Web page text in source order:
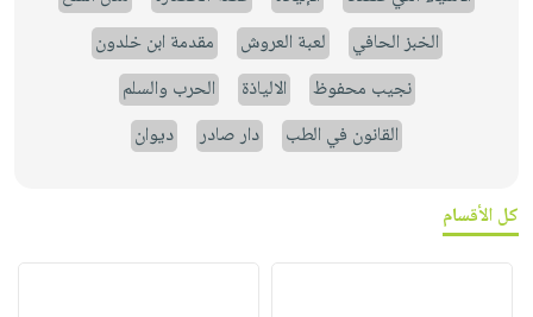
الخبز الحافي
لعبة العروش
مقدمة ابن خلدون
نجيب محفوظ
الالياذة
الحرب والسلم
القانون في الطب
دار صادر ديوان
كل الأقسام